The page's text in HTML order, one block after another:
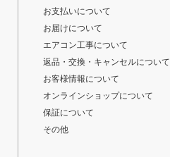
お支払いについて
お届けについて
エアコン工事について
返品・交換・キャンセルについて
お客様情報について
オンラインショップについて
保証について
その他